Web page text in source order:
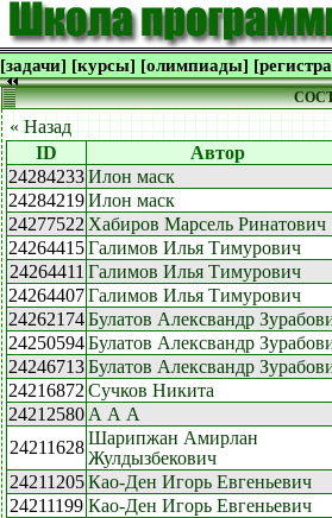
[задачи] [курсы] [олимпиады]
« Назад
ID Автор
24284233Илон маск
24284219Илон маск
24277522 Хабиров Марсель Ринатович
24264415Галимов Илья Тимурович
24264411 Галимов Илья Тимурович
24264407Галимов Илья Тимурович
24262174Булатов Алексвандр
24250594Булатов Алексвандр
24246713Булатов Алексвандр
24216872 Сучков Никита
24212580 А А А
24211628 Шарипжан Амирлан
Жулдызбекович
24211205 Као-Ден Игорь Евгеньевич
24211199 Као-Ден Игорь Евгеньевич